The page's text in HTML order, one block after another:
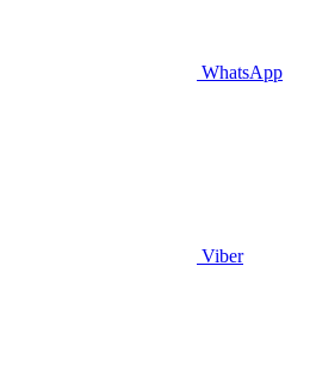
WhatsApp
Viber